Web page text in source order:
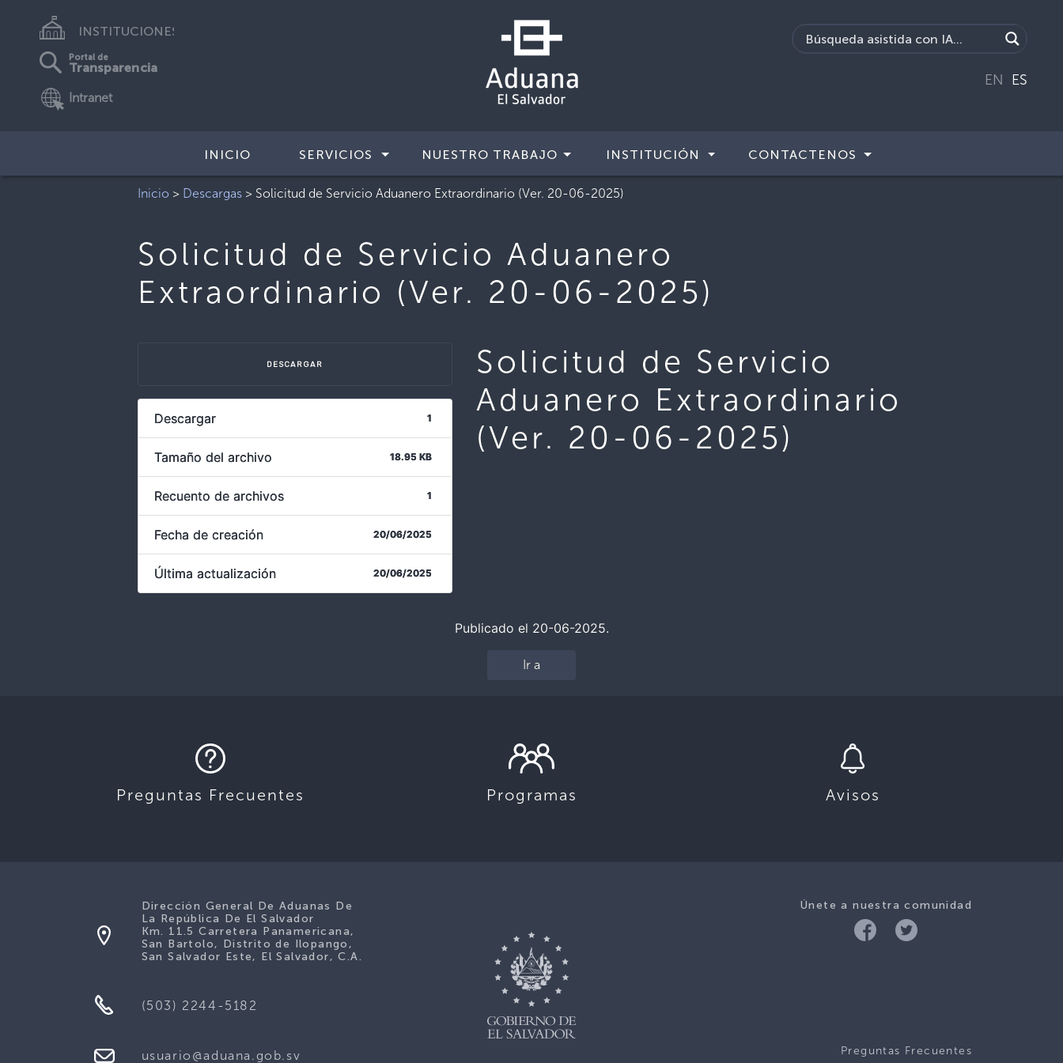
INSTITUCIONES
Portal de
Transparencia
Intranet
EN ES
INICIO SERVICIOS NUESTRO TRABAJO INSTITUCIÓN CONTACTENOS
Inicio > Descargas > Solicitud de Servicio Aduanero Extraordinario (Ver. 20-06-2025)
Solicitud de Servicio Aduanero
Extraordinario (Ver. 20-06-2025)
DESCARGAR
Descargar 1
Tamaño del archivo 18.95 KB
Recuento de archivos 1
Fecha de creación 20/06/2025
Última actualización 20/06/2025
Solicitud de Servicio
Aduanero Extraordinario
(Ver. 20-06-2025)
Publicado el 20-06-2025.
Ir a
Preguntas Frecuentes Programas Avisos
Únete a nuestra comunidad
Preguntas Frecuentes
Dirección General De Aduanas De
La República De El Salvador
Km. 11.5 Carretera Panamericana,
San Bartolo, Distrito de Ilopango,
San Salvador Este, El Salvador, C.A.
(503) 2244-5182
usuario@aduana.gob.sv